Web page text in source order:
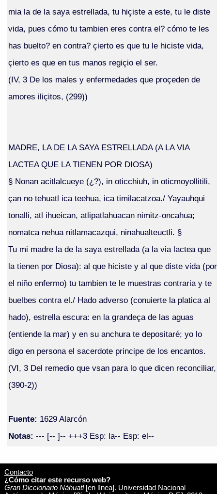
mia la de la saya estrellada, tu hiçiste a este, tu le diste
vida, pues cómo tu tambien eres contra el? cómo te les
has buelto? en contra? çierto es que tu le hiciste vida,
çierto es que en tus manos regiçio el ser.
(IV, 3 De los males y enfermedades que proçeden de
amores iliçitos, (299))
MADRE, LA DE LA SAYA ESTRELLADA (A LA VIA
LACTEA QUE LA TIENEN POR DIOSA)
§ Nonan acitlalcueye (¿?), in oticchiuh, in oticmoyollitili,
çan no tehuatl ica teehua, ica timilacatzoa./ Yayauhqui
tonalli, atl ihueican, atlipatlahuacan nimitz-oncahua;
nomatca nehua nitlamacazqui, ninahualteuctli. §
Tu mi madre la de la saya estrellada (a la via lactea que
la tienen por Diosa): al que hiciste y al que diste vida (por
el niño enfermo) tu tambien te le muestras contraria y te
buelbes contra el./ Hado adverso (conuierte la platica al
hado), estrella escura: en la grandeça de las aguas
(entiende la mar) y en su anchura te depositaré; yo lo
digo en persona el sacerdote principe de los encantos.
(VI, 3 Del remedio que vsan para lo que dicen reconciliar,
(390-2))
Fuente: 1629 Alarcón
Notas: --- [-- ]-- +++3 Esp: la-- Esp: el--
Contacto
¿Cómo citar este recurso web?
Gran Diccionario Náhuatl[en línea]. Universidad Nacional